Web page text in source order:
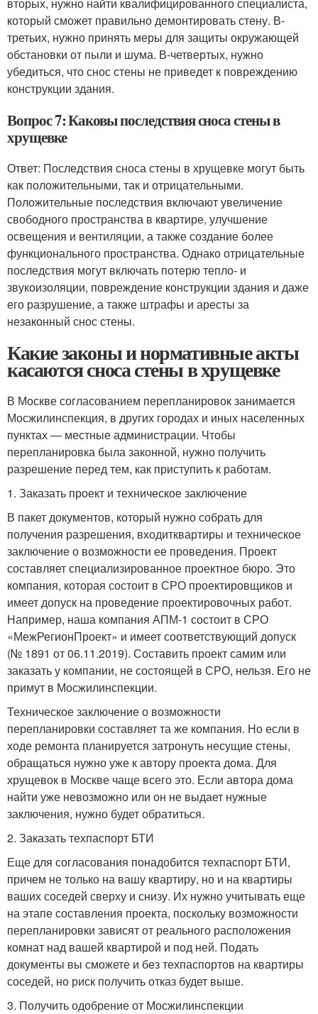
который сможет правильно демонтировать стену. В-
третьих, нужно принять меры для защиты окружающей
обстановки от пыли и шума. В-четвертых, нужно
убедиться, что снос стены не приведет к повреждению
конструкции здания.
Вопрос 7: Каковы последствия сноса стены в
хрущевке
Ответ: Последствия сноса стены в хрущевке могут быть
как положительными, так и отрицательными.
Положительные последствия включают увеличение
свободного пространства в квартире, улучшение
освещения и вентиляции, а также создание более
функционального пространства. Однако отрицательные
последствия могут включать потерю тепло- и
звукоизоляции, повреждение конструкции здания и даже
его разрушение, а также штрафы и аресты за
незаконный снос стены.
Какие законы и нормативные акты
касаются сноса стены в хрущевке
В Москве согласованием перепланировок занимается
Мосжилинспекция, в других городах и иных населенных
пунктах — местные администрации. Чтобы
перепланировка была законной, нужно получить
разрешение перед тем, как приступить к работам.
1. Заказать проект и техническое заключение
В пакет документов, который нужно собрать для
получения разрешения, входитквартиры и техническое
заключение о возможности ее проведения. Проект
составляет специализированное проектное бюро. Это
компания, которая состоит в СРО проектировщиков и
имеет допуск на проведение проектировочных работ.
Например, наша компания АПМ-1 состоит в СРО
«МежРегионПроект» и имеет соответствующий допуск
(№ 1891 от 06.11.2019). Составить проект самим или
заказать у компании, не состоящей в СРО, нельзя. Его не
примут в Мосжилинспекции.
Техническое заключение о возможности
перепланировки составляет та же компания. Но если в
ходе ремонта планируется затронуть несущие стены,
обращаться нужно уже к автору проекта дома. Для
хрущевок в Москве чаще всего это. Если автора дома
найти уже невозможно или он не выдает нужные
заключения, нужно будет обратиться.
2. Заказать техпаспорт БТИ
Еще для согласования понадобится техпаспорт БТИ,
причем не только на вашу квартиру, но и на квартиры
ваших соседей сверху и снизу. Их нужно учитывать еще
на этапе составления проекта, поскольку возможности
перепланировки зависят от реального расположения
комнат над вашей квартирой и под ней. Подать
документы вы сможете и без техпаспортов на квартиры
соседей, но риск получить отказ будет выше.
3. Получить одобрение от Мосжилинспекции